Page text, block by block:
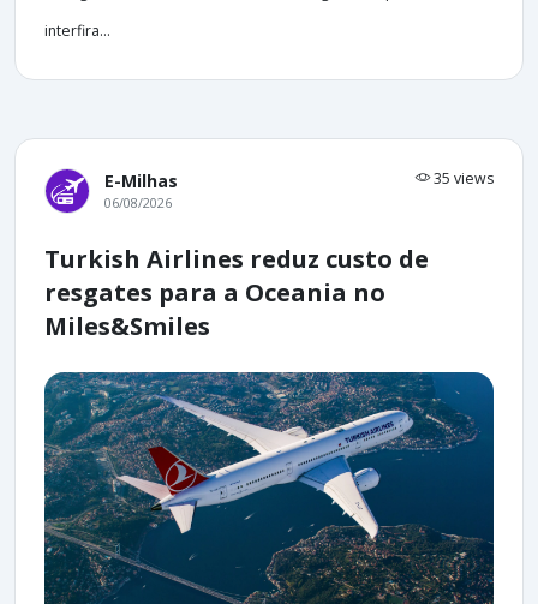
interfira...
E-Milhas 35 views
06/08/2026
Turkish Airlines reduz custo de
resgates para a Oceania no
Miles&Smiles